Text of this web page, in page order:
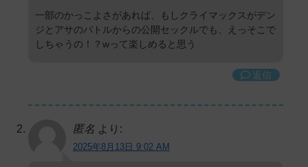
一部のかっこよさがあれば、もしクライマックスがデン
ジとアサのバトルからの公開セックルでも、えっそこで
しちゃうの！？wって楽しめると思う
返信
匿名 より:
2025年8月13日 9:02 AM